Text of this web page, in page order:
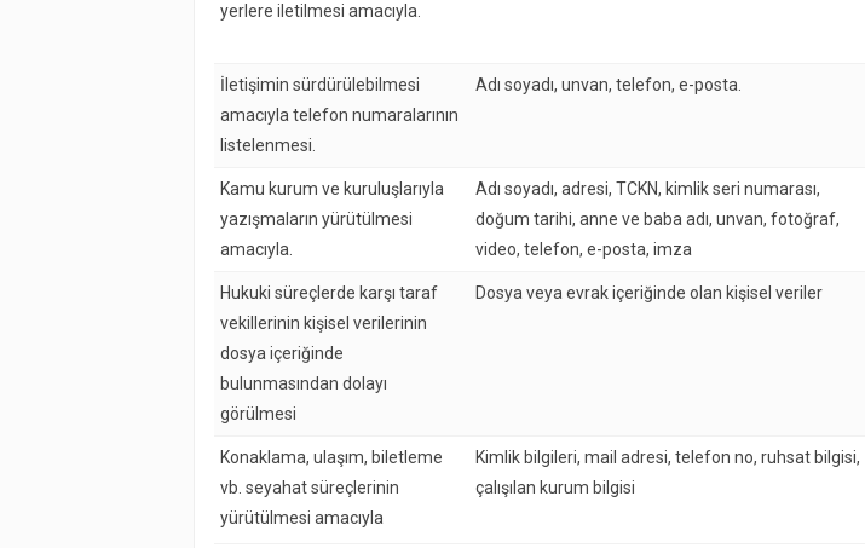
yerlere iletilmesi amacıyla.
İletişimin sürdürülebilmesi
amacıyla telefon numaralarının
listelenmesi.
Adı soyadı, unvan, telefon, e-posta.
Kamu kurum ve kuruluşlarıyla
yazışmaların yürütülmesi
amacıyla.
Adı soyadı, adresi, TCKN, kimlik seri numarası,
doğum tarihi, anne ve baba adı, unvan, fotoğraf,
video, telefon, e-posta, imza
Hukuki süreçlerde karşı taraf
vekillerinin kişisel verilerinin
dosya içeriğinde
bulunmasından dolayı
görülmesi
Dosya veya evrak içeriğinde olan kişisel veriler
Konaklama, ulaşım, biletleme
vb. seyahat süreçlerinin
yürütülmesi amacıyla
Kimlik bilgileri, mail adresi, telefon no, ruhsat bilgisi,
çalışılan kurum bilgisi